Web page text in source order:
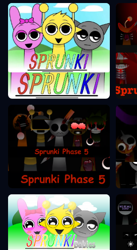
Sprunki Phase
Sprunki Phase 5